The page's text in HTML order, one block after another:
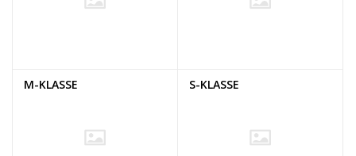
M-KLASSE S-KLASSE